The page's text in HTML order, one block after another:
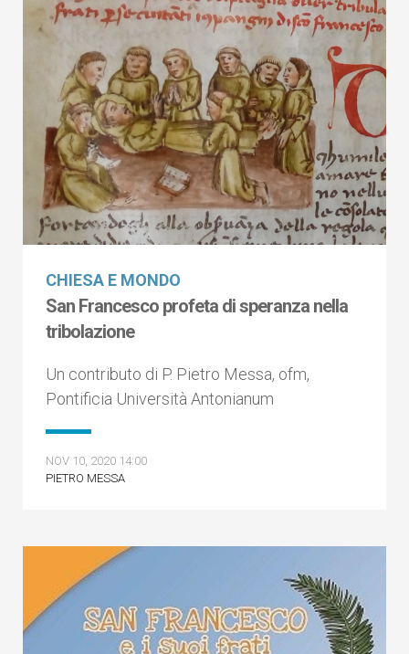
CHIESA E MONDO
San Francesco profeta di speranza nella
tribolazione
Un contributo di P. Pietro Messa, ofm,
Pontificia Università Antonianum
NOV 10, 2020 14:00
PIETRO MESSA